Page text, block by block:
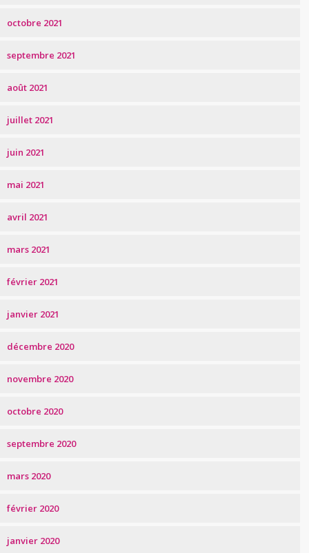
octobre 2021
septembre 2021
août 2021
juillet 2021
juin 2021
mai 2021
avril 2021
mars 2021
février 2021
janvier 2021
décembre 2020
novembre 2020
octobre 2020
septembre 2020
mars 2020
février 2020
janvier 2020